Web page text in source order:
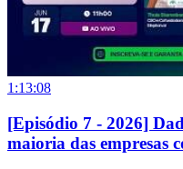
1:13:08
[Episódio 7 - 2026]
maioria das empresas